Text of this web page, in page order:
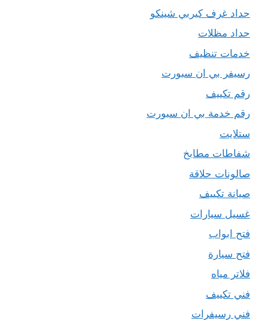
حداد غرف كيربي شينكو
حداد مظلات
خدمات تنظيف
رسيفر بي ان سبورت
رقم تكييف
رقم خدمة بي ان سبورت
ستلايت
شفاطات مطابخ
صالونات حلاقة
صيانة تكييف
غسيل سيارات
فتح ابواب
فتح سيارة
فلاتر مياه
فني تكييف
فني رسيفرات